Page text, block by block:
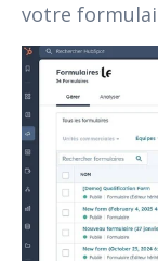
votre